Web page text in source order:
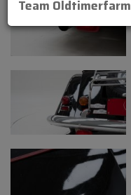
Team Oldtimerfarm